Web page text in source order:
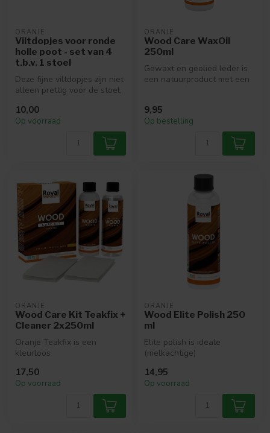
ORANJE
Viltdopjes voor ronde
holle poot - set van 4
t.b.v. 1 stoel
Deze fijne viltdopjes zijn niet
alleen prettig voor de stoel,
10,00
Op voorraad
ORANJE
Wood Care WaxOil
250ml
Gewaxt en geolied leder is
een natuurproduct met een
9,95
Op bestelling
ORANJE
Wood Care Kit Teakfix +
Cleaner 2x250ml
Oranje Teakfix is een
kleurloos
waterbasis speciaal voor ...
17,50
Op voorraad
ORANJE
Wood Elite Polish 250
ml
Elite polish is ideale
(melkachtige)
waterbasis voor alle (g...
14,95
Op voorraad